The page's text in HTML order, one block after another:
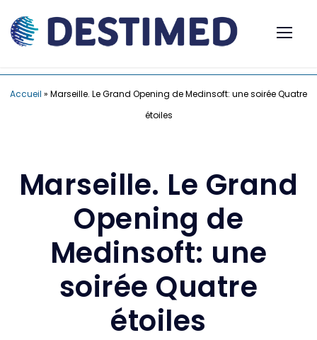
Accueil » Marseille. Le Grand Opening de Medinsoft: une soirée Quatre
étoiles
Marseille. Le Grand
Opening de
Medinsoft: une
soirée Quatre
étoiles